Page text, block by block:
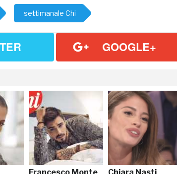
settimanale Chi
GOOGLE+